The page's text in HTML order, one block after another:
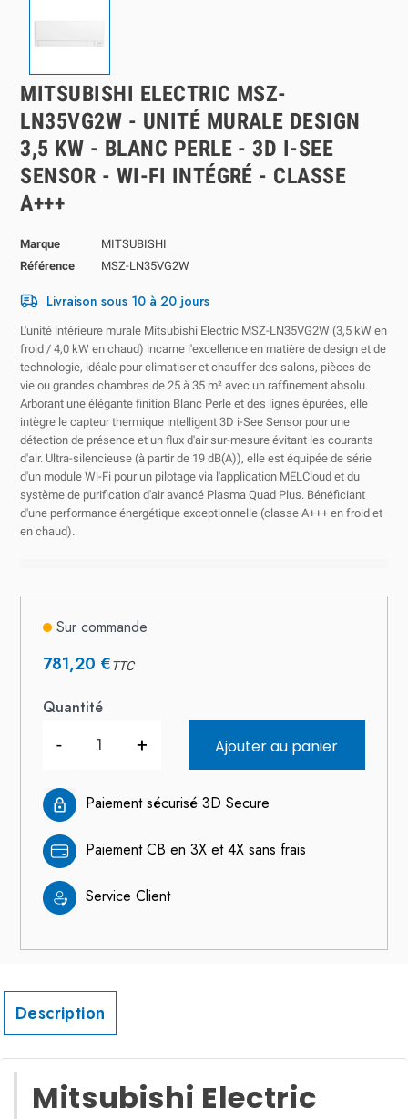
MITSUBISHI ELECTRIC MSZ-
LN35VG2W - UNITÉ MURALE DESIGN
3,5 KW - BLANC PERLE - 3D I-SEE
SENSOR - WI-FI INTÉGRÉ - CLASSE
A+++
Marque
MITSUBISHI
Référence
MSZ-LN35VG2W
Livraison sous 10 à 20 jours
L'unité intérieure murale Mitsubishi Electric MSZ-LN35VG2W (3,5 kW en
froid / 4,0 kW en chaud) incarne l'excellence en matière de design et de
technologie, idéale pour climatiser et chauffer des salons, pièces de
vie ou grandes chambres de 25 à 35 m² avec un raffinement absolu.
Arborant une élégante finition Blanc Perle et des lignes épurées, elle
intègre le capteur thermique intelligent3D i-See Sensorpour une
détection de présence et un flux d'air sur-mesure évitant les courants
d'air. Ultra-silencieuse (à partir de 19 dB(A)), elle est équipée de série
d'un module Wi-Fi pour un pilotage via l'application MELCloud et du
système de purification d'air avancé Plasma Quad Plus. Bénéficiant
d'une performance énergétique exceptionnelle (classe A+++ en froid et
en chaud).
Sur commande
781,20 €TTC
Quantité
- + Ajouter au panier
Paiement sécurisé 3D Secure
Paiement CB en 3X et 4X sans frais
Service Client
Description
Mitsubishi Electric